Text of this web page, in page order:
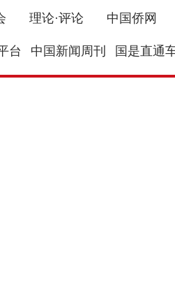
理论·评论 中国侨网
台 中国新闻周刊 国是直通